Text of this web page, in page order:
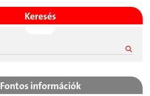
Keresés
Fontos információk